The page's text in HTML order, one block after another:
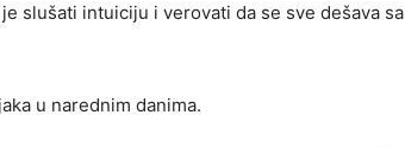
slušati intuiciju i verovati da se sve dešava sa
u narednim danima.